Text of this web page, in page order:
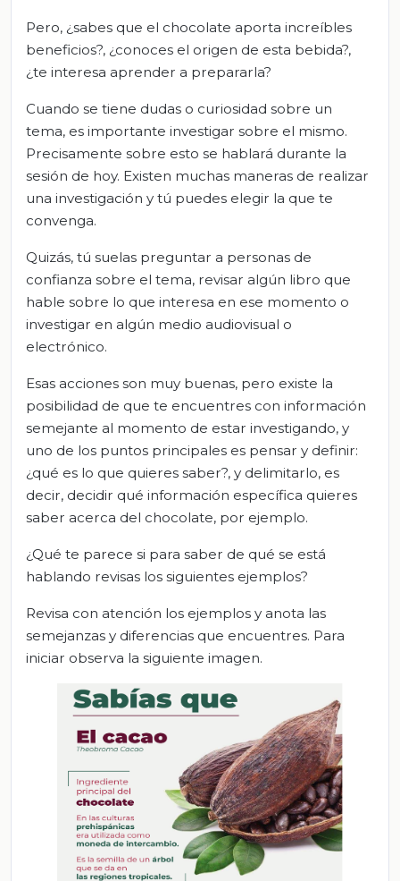
Pero, ¿sabes que el chocolate aporta increíbles
beneficios?, ¿conoces el origen de esta bebida?,
¿te interesa aprender a prepararla?
Cuando se tiene dudas o curiosidad sobre un
tema, es importante investigar sobre el mismo.
Precisamente sobre esto se hablará durante la
sesión de hoy. Existen muchas maneras de realizar
una investigación y tú puedes elegir la que te
convenga.
Quizás, tú suelas preguntar a personas de
confianza sobre el tema, revisar algún libro que
hable sobre lo que interesa en ese momento o
investigar en algún medio audiovisual o
electrónico.
Esas acciones son muy buenas, pero existe la
posibilidad de que te encuentres con información
semejante al momento de estar investigando, y
uno de los puntos principales es pensar y definir:
¿qué es lo que quieres saber?, y delimitarlo, es
decir, decidir qué información específica quieres
saber acerca del chocolate, por ejemplo.
¿Qué te parece si para saber de qué se está
hablando revisas los siguientes ejemplos?
Revisa con atención los ejemplos y anota las
semejanzas y diferencias que encuentres. Para
iniciar observa la siguiente imagen.